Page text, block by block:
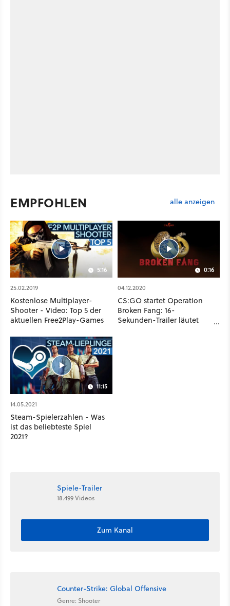
EMPFOHLEN alle anzeigen
5:16
25.02.2019
Kostenlose Multiplayer-
Shooter - Video: Top 5 der
aktuellen Free2Play-Games
0:16
04.12.2020
CS:GO startet Operation
Broken Fang: 16-
Sekunden-Trailer läutet
11:15
14.05.2021
Steam-Spielerzahlen - Was
ist das beliebteste Spiel
2021?
Spiele-Trailer
18.499 Videos
Zum Kanal
Counter-Strike: Global Offensive
Genre: Shooter